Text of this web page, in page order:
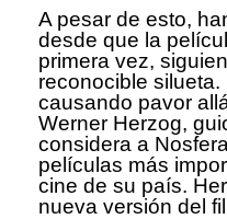
A pesar de esto,
desde que la
primera vez,
reconocible
causando pavor
Werner Herzog,
considera a
películas más
cine de su país.
nueva versión del